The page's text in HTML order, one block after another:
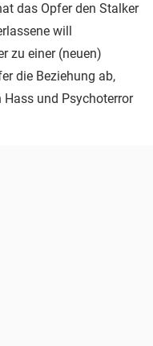
das Opfer den Stalker
will
zu einer (neuen)
die Beziehung ab,
Hass und Psychoterror